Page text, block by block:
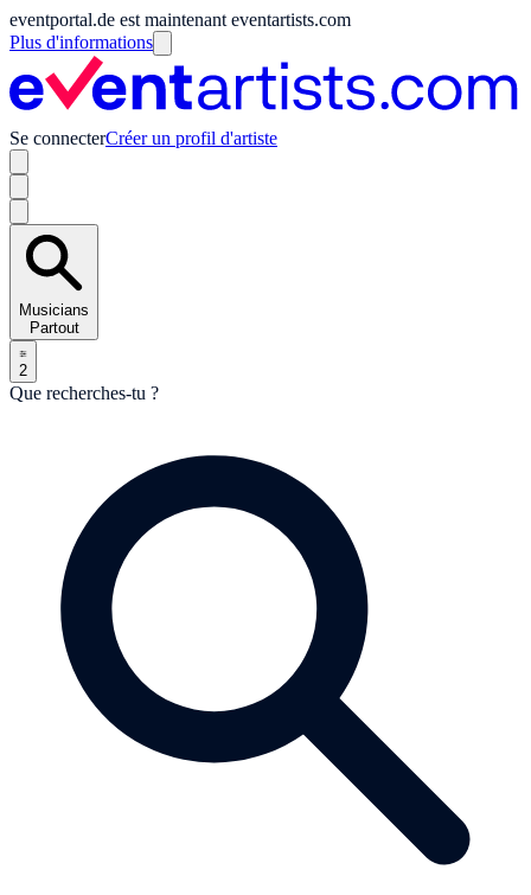
eventportal.de est maintenant eventartists.com
Plus d'informations
Se connecterCréer un profil d'artiste
Musicians
Partout
2
Que recherches-tu ?